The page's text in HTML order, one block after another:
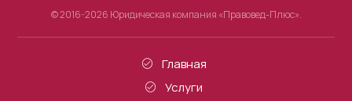
© 2016-2026 Юридическая компания «Правовед-Плюс».
Главная
Услуги